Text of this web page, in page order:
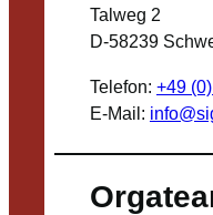
Talweg 2
D-58239
Telefon: +49
E-Mail: